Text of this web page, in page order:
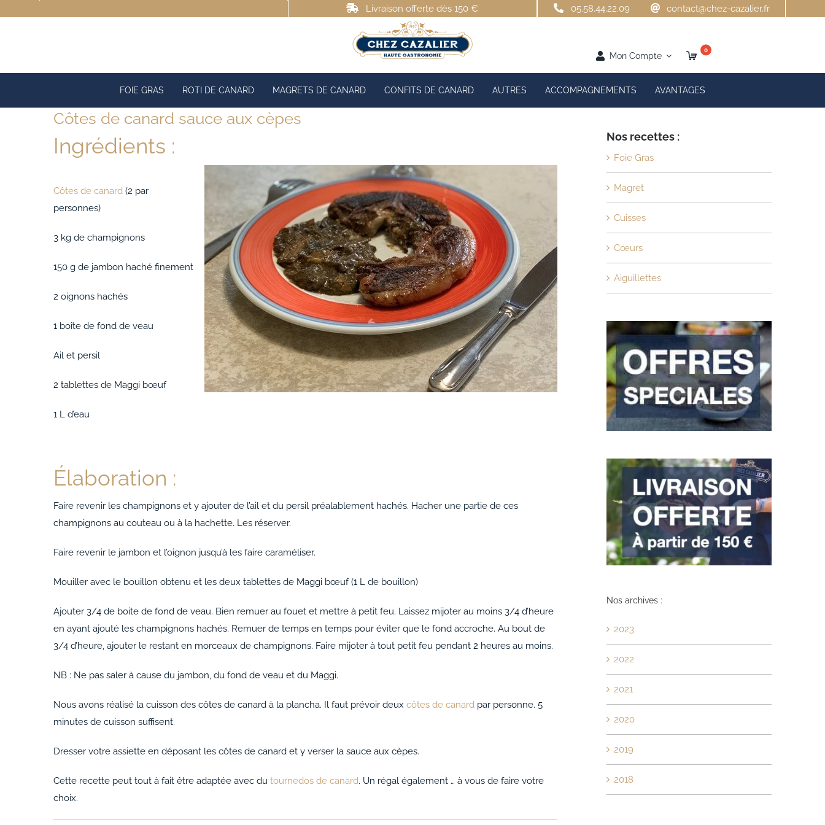
Livraison offerte dès 150 € 05.58.44.22.09 contact@chez-cazalier.fr
Mon Compte
0
FOIE GRAS ROTI DE CANARD MAGRETS DE CANARD CONFITS DE CANARD AUTRES ACCOMPAGNEMENTS AVANTAGES
Côtes de canard sauce aux cèpes
Ingrédients :
Côtes de canard (2 par
personnes)
3 kg de champignons
150 g de jambon haché finement
2 oignons hachés
1 boîte de fond de veau
Ail et persil
2 tablettes de Maggi bœuf
1 L d’eau
Élaboration :
Faire revenir les champignons et y ajouter de l’ail et du persil préalablement hachés. Hacher une partie de ces
champignons au couteau ou à la hachette. Les réserver.
Faire revenir le jambon et l’oignon jusqu’à les faire caraméliser.
Mouiller avec le bouillon obtenu et les deux tablettes de Maggi bœuf (1 L de bouillon)
Ajouter 3/4 de boite de fond de veau. Bien remuer au fouet et mettre à petit feu. Laissez mijoter au moins 3/4 d’heure
en ayant ajouté les champignons hachés. Remuer de temps en temps pour éviter que le fond accroche. Au bout de
3/4 d’heure, ajouter le restant en morceaux de champignons. Faire mijoter à tout petit feu pendant 2 heures au moins.
NB : Ne pas saler à cause du jambon, du fond de veau et du Maggi.
Nous avons réalisé la cuisson des côtes de canard à la plancha. Il faut prévoir deux côtes de canard par personne. 5
minutes de cuisson suffisent.
Dresser votre assiette en déposant les côtes de canard et y verser la sauce aux cèpes.
Cette recette peut tout à fait être adaptée avec du tournedos de canard. Un régal également … à vous de faire votre
choix.
Nos recettes :
Foie Gras
Magret
Cuisses
Cœurs
Aiguillettes
Nos archives :
2023
2022
2021
2020
2019
2018